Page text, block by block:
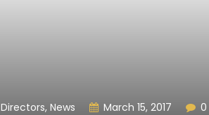
Directors, News March 15, 2017